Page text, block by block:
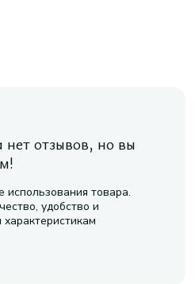
нет отзывов, но вы
использования товара.
удобство и